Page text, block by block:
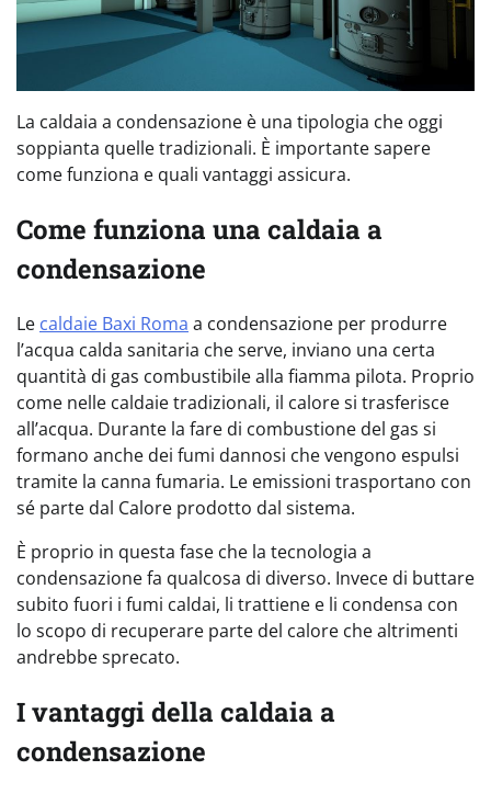
La caldaia a condensazione è una tipologia che oggi
soppianta quelle tradizionali. È importante sapere
come funziona e quali vantaggi assicura.
Come funziona una caldaia a
condensazione
Le caldaie Baxi Roma a condensazione per produrre
l’acqua calda sanitaria che serve, inviano una certa
quantità di gas combustibile alla fiamma pilota. Proprio
come nelle caldaie tradizionali, il calore si trasferisce
all’acqua. Durante la fare di combustione del gas si
formano anche dei fumi dannosi che vengono espulsi
tramite la canna fumaria. Le emissioni trasportano con
sé parte dal Calore prodotto dal sistema.
È proprio in questa fase che la tecnologia a
condensazione fa qualcosa di diverso. Invece di buttare
subito fuori i fumi caldai, li trattiene e li condensa con
lo scopo di recuperare parte del calore che altrimenti
andrebbe sprecato.
I vantaggi della caldaia a
condensazione